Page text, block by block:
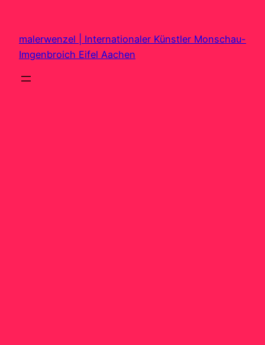
springen
malerwenzel | Internationaler Künstler Monschau-
Imgenbroich Eifel Aachen